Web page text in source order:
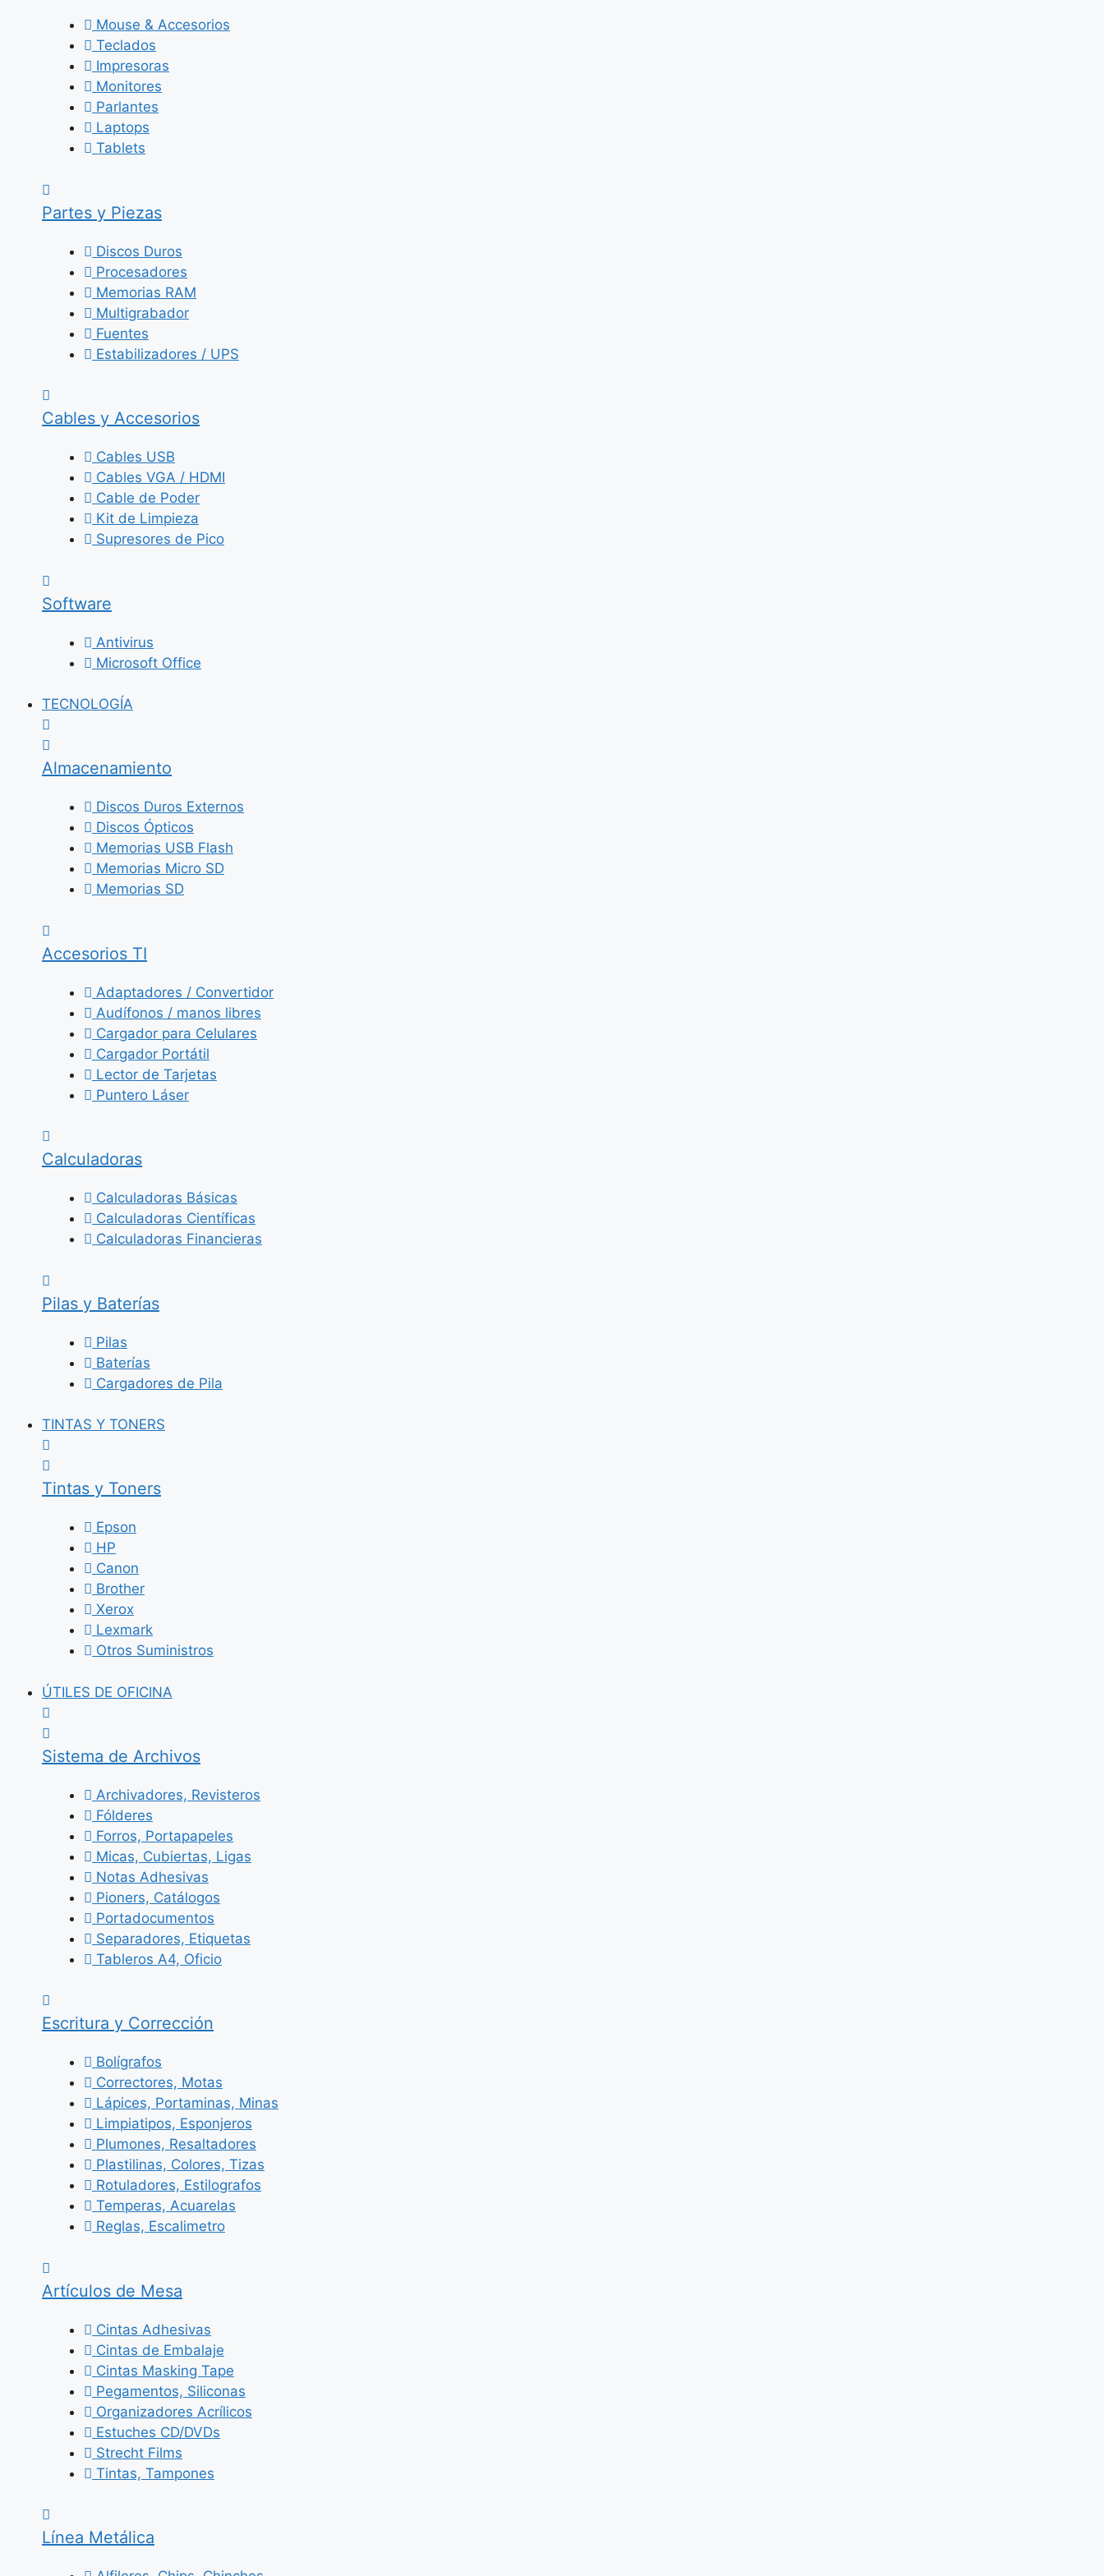
Mouse & Accesorios
Teclados
Impresoras
Monitores
Parlantes
Laptops
Tablets
Partes y Piezas
Discos Duros
Procesadores
Memorias RAM
Multigrabador
Fuentes
Estabilizadores / UPS
Cables y Accesorios
Cables USB
Cables VGA / HDMI
Cable de Poder
Kit de Limpieza
Supresores de Pico
Software
Antivirus
Microsoft Office
TECNOLOGÍA
Almacenamiento
Discos Duros Externos
Discos Ópticos
Memorias USB Flash
Memorias Micro SD
Memorias SD
Accesorios TI
Adaptadores / Convertidor
Audífonos / manos libres
Cargador para Celulares
Cargador Portátil
Lector de Tarjetas
Puntero Láser
Calculadoras
Calculadoras Básicas
Calculadoras Científicas
Calculadoras Financieras
Pilas y Baterías
Pilas
Baterías
Cargadores de Pila
TINTAS Y TONERS
Tintas y Toners
Epson
HP
Canon
Brother
Xerox
Lexmark
Otros Suministros
ÚTILES DE OFICINA
Sistema de Archivos
Archivadores, Revisteros
Fólderes
Forros, Portapapeles
Micas, Cubiertas, Ligas
Notas Adhesivas
Pioners, Catálogos
Portadocumentos
Separadores, Etiquetas
Tableros A4, Oficio
Escritura y Corrección
Bolígrafos
Correctores, Motas
Lápices, Portaminas, Minas
Limpiatipos, Esponjeros
Plumones, Resaltadores
Plastilinas, Colores, Tizas
Rotuladores, Estilografos
Temperas, Acuarelas
Reglas, Escalimetro
Artículos de Mesa
Cintas Adhesivas
Cintas de Embalaje
Cintas Masking Tape
Pegamentos, Siliconas
Organizadores Acrílicos
Estuches CD/DVDs
Strecht Films
Tintas, Tampones
Línea Metálica